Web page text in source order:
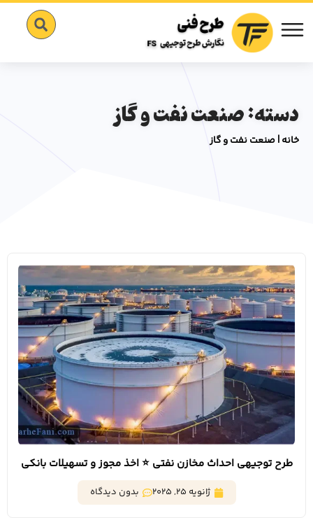
دسته: صنعت نفت و گاز
خانه|صنعت نفت و گاز
طرح توجیهی احداث مخازن نفتی ⭐️ اخذ مجوز و تسهیلات بانکی
ژانویه 25, 2025 بدون دیدگاه